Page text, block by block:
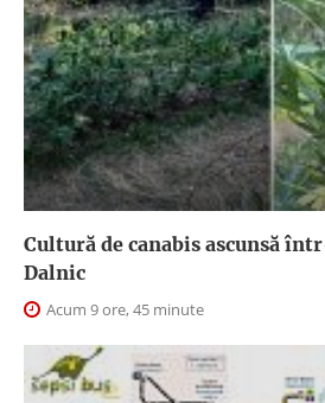
Cultură de canabis ascunsă
Dalnic
Acum 9 ore, 45 minute